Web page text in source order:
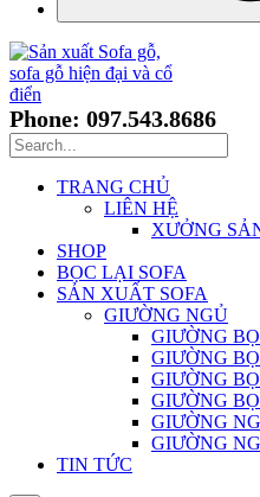
Phone: 097.543.8686
TRANG CHỦ
LIÊN HỆ
XƯỞNG
SHOP
BỌC LẠI SOFA
SẢN XUẤT SOFA
GIƯỜNG NGỦ
GIƯỜNG
GIƯỜNG
GIƯỜNG
GIƯỜNG
GIƯỜNG
GIƯỜNG
TIN TỨC